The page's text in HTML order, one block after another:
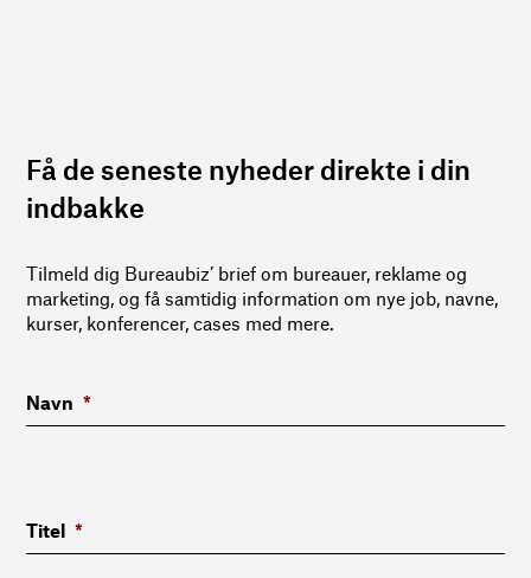
Få de seneste nyheder direkte i din
indbakke
Tilmeld dig Bureaubiz’ brief om bureauer, reklame og
marketing, og få samtidig information om nye job, navne,
kurser, konferencer, cases med mere.
Navn *
Titel *